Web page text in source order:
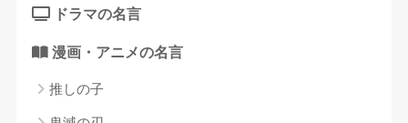
ドラマの名言
漫画・アニメの名言
推しの子